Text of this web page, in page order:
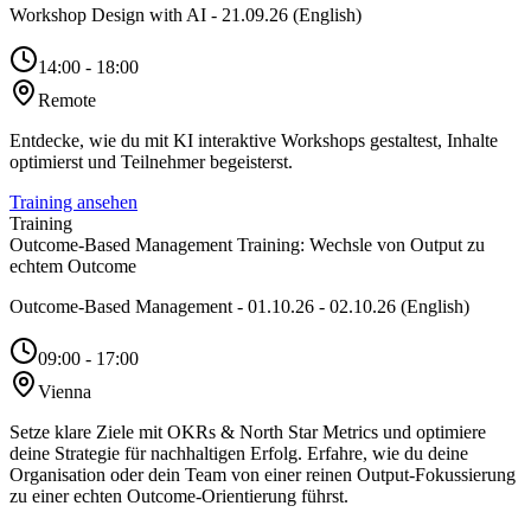
Workshop Design with AI - 21.09.26 (English)
14:00 - 18:00
Remote
Entdecke, wie du mit KI interaktive Workshops gestaltest, Inhalte
optimierst und Teilnehmer begeisterst.
Training ansehen
Training
Outcome-Based Management Training: Wechsle von Output zu
echtem Outcome
Outcome-Based Management - 01.10.26 - 02.10.26 (English)
09:00 - 17:00
Vienna
Setze klare Ziele mit OKRs & North Star Metrics und optimiere
deine Strategie für nachhaltigen Erfolg. Erfahre, wie du deine
Organisation oder dein Team von einer reinen Output-Fokussierung
zu einer echten Outcome-Orientierung führst.